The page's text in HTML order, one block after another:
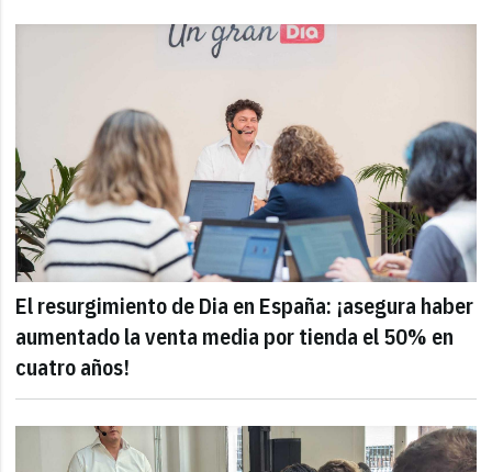
El resurgimiento de Dia en España: ¡asegura haber
aumentado la venta media por tienda el 50% en
cuatro años!